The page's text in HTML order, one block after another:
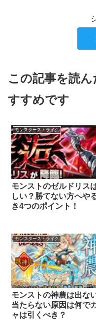
この記事を読
すすめです
モンスターストライク
モンストのゼルドリス
しい？勝てない方へや
き4つのポイント！
モンスターストライク
モンストの神農は出な
当たらない原因は何で
ャは引くべき？